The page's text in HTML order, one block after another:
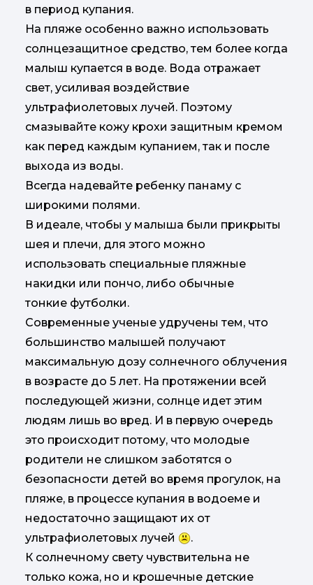
в период купания.
На пляже особенно важно использовать
солнцезащитное средство, тем более когда
малыш купается в воде. Вода отражает
свет, усиливая воздействие
ультрафиолетовых лучей. Поэтому
смазывайте кожу крохи защитным кремом
как перед каждым купанием, так и после
выхода из воды.
Всегда надевайте ребенку панаму с
широкими полями.
В идеале, чтобы у малыша были прикрыты
шея и плечи, для этого можно
использовать специальные пляжные
накидки или пончо, либо обычные
тонкие футболки.
Современные ученые удручены тем, что
большинство малышей получают
максимальную дозу солнечного облучения
в возрасте до 5 лет. На протяжении всей
последующей жизни, солнце идет этим
людям лишь во вред. И в первую очередь
это происходит потому, что молодые
родители не слишком заботятся о
безопасности детей во время прогулок, на
пляже, в процессе купания в водоеме и
недостаточно защищают их от
ультрафиолетовых лучей
.
К солнечному свету чувствительна не
только кожа, но и крошечные детские